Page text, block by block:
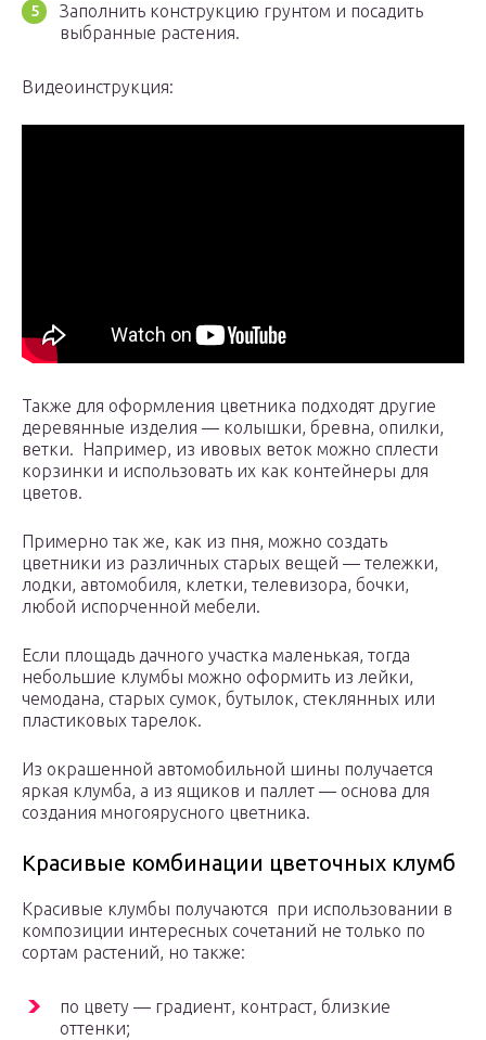
Заполнить конструкцию грунтом и посадить
выбранные растения.
Видеоинструкция:
Также для оформления цветника подходят другие
деревянные изделия — колышки, бревна, опилки,
ветки. Например, из ивовых веток можно сплести
корзинки и использовать их как контейнеры для
цветов.
Примерно так же, как из пня, можно создать
цветники из различных старых вещей — тележки,
лодки, автомобиля, клетки, телевизора, бочки,
любой испорченной мебели.
Если площадь дачного участка маленькая, тогда
небольшие клумбы можно оформить из лейки,
чемодана, старых сумок, бутылок, стеклянных или
пластиковых тарелок.
Из окрашенной автомобильной шины получается
яркая клумба, а из ящиков и паллет — основа для
создания многоярусного цветника.
Красивые комбинации цветочных клумб
Красивые клумбы получаются при использовании в
композиции интересных сочетаний не только по
сортам растений, но также:
по цвету — градиент, контраст, близкие
оттенки;